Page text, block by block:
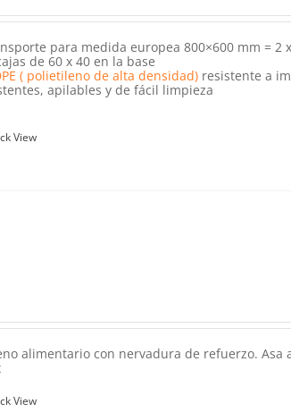
para medida europea 800×600 mm = 2
de 60 x 40 en la base
( polietileno de alta densidad) resistente a
apilables y de fácil limpieza
View
alimentario con nervadura de refuerzo. Asa
View